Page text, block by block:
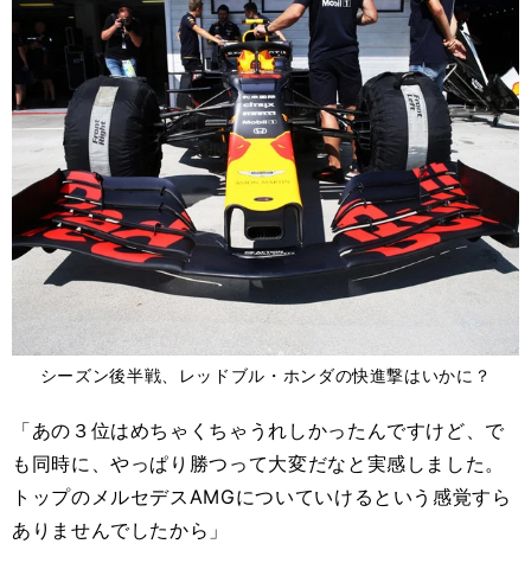
シーズン後半戦、レッドブル・ホンダの快進撃はいかに？
「あの３位はめちゃくちゃうれしかったんですけど、で
も同時に、やっぱり勝つって大変だなと実感しました。
トップのメルセデスAMGについていけるという感覚すら
ありませんでしたから」